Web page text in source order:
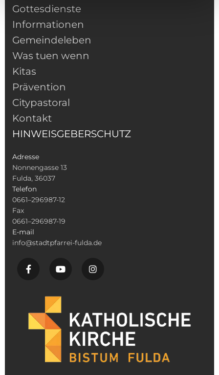
Gottesdienste
Informationen
Gemeindeleben
Was tuen wenn
Kitas
Prävention
Citypastoral
Kontakt
HINWEISGEBERSCHUTZ
Adresse
Nonnengasse 13
Fulda, 36037
Telefon
0661–296987-12
Fax
0661–296987-19
E-mail
info@stadtpfarrei-fulda.de